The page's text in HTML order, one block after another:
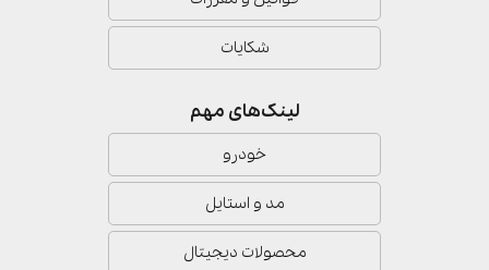
شکایات
لینک‌های مهم
خودرو
مد و استایل
محصولات دیجیتال